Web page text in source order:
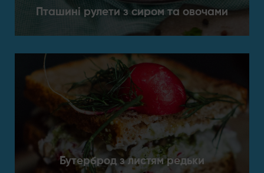
Пташині рулети з сиром та овочами
Бутерброд з листям редьки